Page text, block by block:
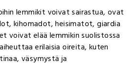
lemmikit voivat sairastua, ovat
kihomadot, heisimatot, giardia
voivat elää lemmikin suolistossa
erilaisia oireita, kuten
väsymystä ja